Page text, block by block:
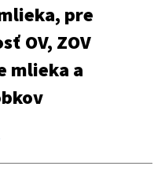
pre
OV, ZOV
mlieka a